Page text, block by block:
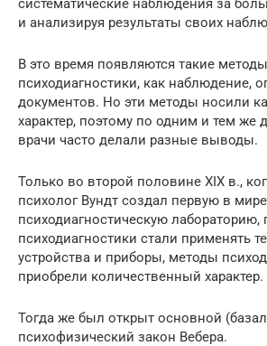
систематические наблюдения за
и анализируя результаты своих
В это время появляются такие методы
психодиагностики, как наблюдение,
документов. Но эти методы носили
характер, поэтому по одним и тем
врачи часто делали разные выводы.
Только во второй половине ХIХ в.,
психолог Вундт создал первую в мире
психодиагностическую лабораторию,
психодиагностики стали применять
устройства и приборы, методы
приобрели количественный характер.
Тогда же был открыт основной
психофизический закон Вебера.